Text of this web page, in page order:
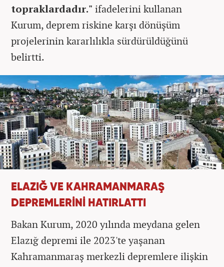
topraklardadır." ifadelerini kullanan
Kurum, deprem riskine karşı dönüşüm
projelerinin kararlılıkla sürdürüldüğünü
belirtti.
ELAZIĞ VE KAHRAMANMARAŞ
DEPREMLERİNİ HATIRLATTI
Bakan Kurum, 2020 yılında meydana gelen
Elazığ depremi ile 2023'te yaşanan
Kahramanmaraş merkezli depremlere ilişkin